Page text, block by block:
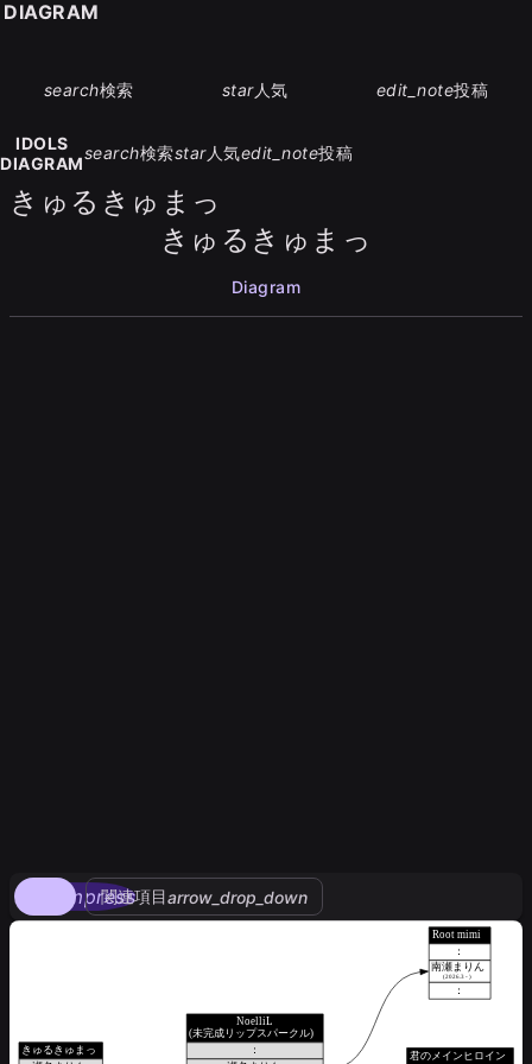
search検索 star人気 edit_note投稿
IDOLS
DIAGRAM
search検索star人気edit_note投稿
きゅるきゅまっ
きゅるきゅまっ
Diagram
compress
関連項目arrow_drop_down